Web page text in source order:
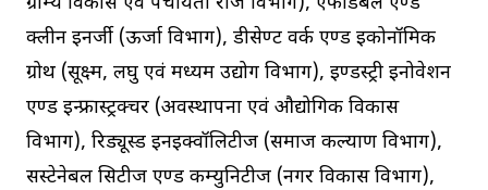
क्लीन इनर्जी (ऊर्जा विभाग), डीसेण्ट वर्क एण्ड इकोनॉमिक
ग्रोथ (सूक्ष्म, लघु एवं मध्यम उद्योग विभाग), इण्डस्ट्री इनोवेशन
एण्ड इन्फ्रास्ट्रक्चर (अवस्थापना एवं औद्योगिक विकास
विभाग), रिड्यूस्ड इनइक्वॉलिटीज (समाज कल्याण विभाग),
सस्टेनेबल सिटीज एण्ड कम्युनिटीज (नगर विकास विभाग),